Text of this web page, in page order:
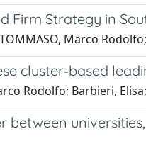
Firm Strategy in
Marco
cluster‐based
Rodolfo; Barbieri,
between